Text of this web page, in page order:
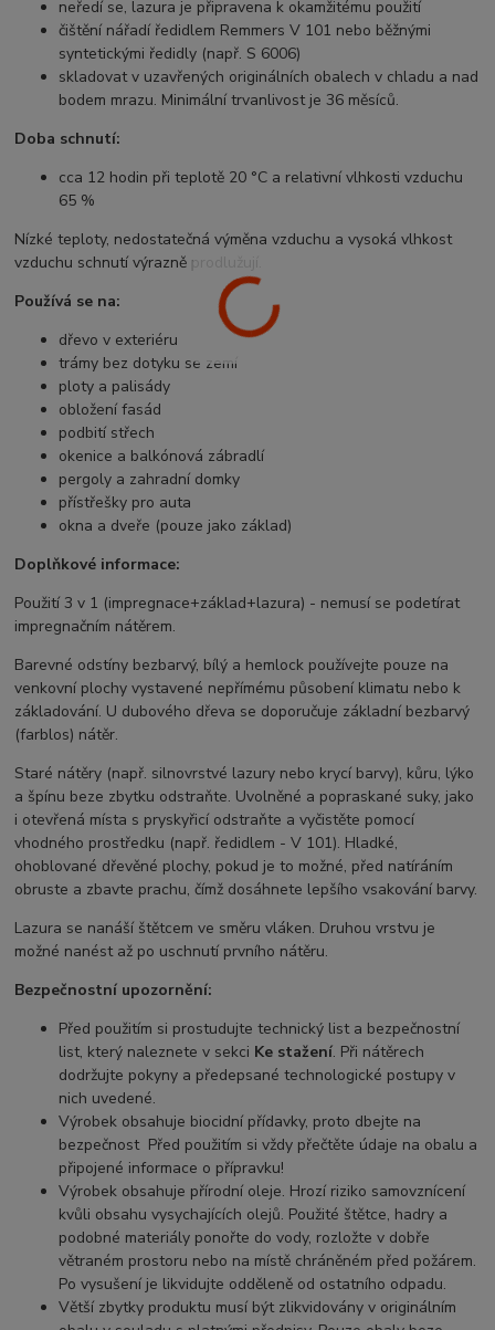
neředí se, lazura je připravena k okamžitému použití
čištění nářadí ředidlem Remmers V 101 nebo běžnými
syntetickými ředidly (např. S 6006)
skladovat v uzavřených originálních obalech v chladu a nad
bodem mrazu. Minimální trvanlivost je 36 měsíců.
Doba schnutí:
cca 12 hodin při teplotě 20 °C a relativní vlhkosti vzduchu
65 %
Nízké teploty, nedostatečná výměna vzduchu a vysoká vlhkost
vzduchu schnutí výrazně prodlužují.
Používá se na:
dřevo v exteriéru
trámy bez dotyku se zemí
ploty a palisády
obložení fasád
podbití střech
okenice a balkónová zábradlí
pergoly a zahradní domky
přístřešky pro auta
okna a dveře (pouze jako základ)
Doplňkové informace:
Použití 3 v 1 (impregnace+základ+lazura) - nemusí se podetírat
impregnačním nátěrem.
Barevné odstíny bezbarvý, bílý a hemlock používejte pouze na
venkovní plochy vystavené nepřímému působení klimatu nebo k
základování. U dubového dřeva se doporučuje základní bezbarvý
(farblos) nátěr.
Staré nátěry (např. silnovrstvé lazury nebo krycí barvy), kůru, lýko
a špínu beze zbytku odstraňte. Uvolněné a popraskané suky, jako
i otevřená místa s pryskyřicí odstraňte a vyčistěte pomocí
vhodného prostředku (např. ředidlem - V 101). Hladké,
ohoblované dřevěné plochy, pokud je to možné, před natíráním
obruste a zbavte prachu, čímž dosáhnete lepšího vsakování barvy.
Lazura se nanáší štětcem ve směru vláken. Druhou vrstvu je
možné nanést až po uschnutí prvního nátěru.
Bezpečnostní upozornění:
Před použitím si prostudujte technický list a bezpečnostní
list, který naleznete v sekci Ke stažení. Při nátěrech
dodržujte pokyny a předepsané technologické postupy v
nich uvedené.
Výrobek obsahuje biocidní přídavky, proto dbejte na
bezpečnost Před použitím si vždy přečtěte údaje na obalu a
připojené informace o přípravku!
Výrobek obsahuje přírodní oleje. Hrozí riziko samovznícení
kvůli obsahu vysychajících olejů. Použité štětce, hadry a
podobné materiály ponořte do vody, rozložte v dobře
větraném prostoru nebo na místě chráněném před požárem.
Po vysušení je likvidujte odděleně od ostatního odpadu.
Větší zbytky produktu musí být zlikvidovány v originálním